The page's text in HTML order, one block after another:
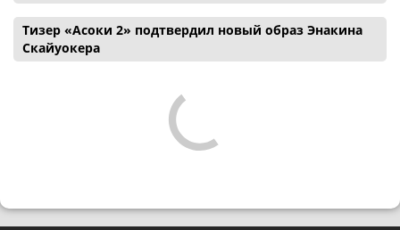
Тизер «Асоки 2» подтвердил новый образ Энакина
Скайуокера